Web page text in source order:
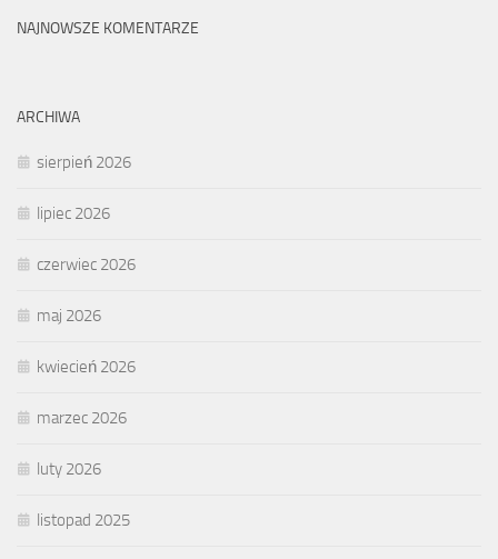
NAJNOWSZE KOMENTARZE
ARCHIWA
sierpień 2026
lipiec 2026
czerwiec 2026
maj 2026
kwiecień 2026
marzec 2026
luty 2026
listopad 2025